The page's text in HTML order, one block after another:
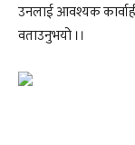
उनलाई आवश्यक
वताउनुभयो ।।